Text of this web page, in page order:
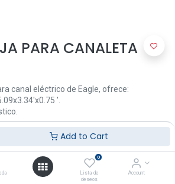
Add to Cart
0
Lista de
deseos
Account
PARA CANALETA
canal eléctrico de Eagle, ofrece:
'.